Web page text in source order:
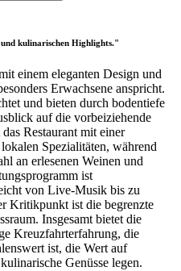
kulinarischen Highlights."
einem eleganten Design und
Erwachsene anspricht.
und bieten durch bodentiefe
auf die vorbeiziehende
Restaurant mit einer
Spezialitäten, während
an erlesenen Weinen und
ist
von Live-Musik bis zu
Kritikpunkt ist die begrenzte
Insgesamt bietet die
Kreuzfahrterfahrung, die
ist, die Wert auf
Genüsse legen.